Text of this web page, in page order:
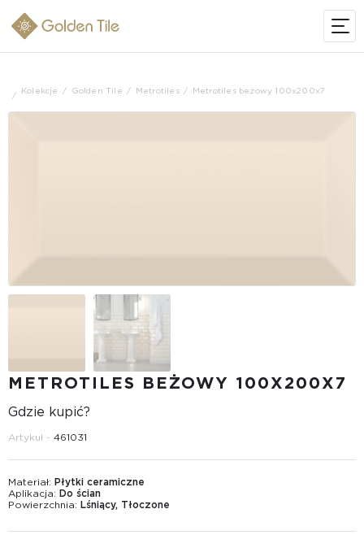
Kolekcje Golden Tile Metrotiles Metrotiles beżowy 100x200x7
METROTILES BEŻOWY 100X200X7
Gdzie kupić?
Artykuł - 461031
Materiał: Płytki ceramiczne
Aplikacja: Do ścian
Powierzchnia: Lśniący, Tłoczone